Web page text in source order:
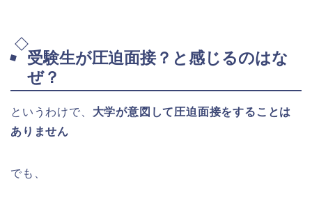
受験生が圧迫面接？と感じるのはな
ぜ？
というわけで、 大学が意図して圧迫面接をすることは
ありません
でも、